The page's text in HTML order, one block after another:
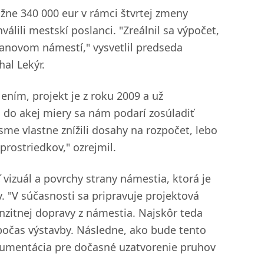
340 000 eur v rámci štvrtej zmeny
mestskí poslanci. "Zreálnil sa výpočet,
námestí," vysvetlil predseda
Lekýr.
projekt je z roku 2009 a už
akej miery sa nám podarí zosúladiť
vlastne znížili dosahy na rozpočet, lebo
ozrejmil.
a povrchy strany námestia, ktorá je
"V súčasnosti sa pripravuje projektová
dopravy z námestia. Najskôr teda
výstavby. Následne, ako bude tento
pre dočasné uzatvorenie pruhov